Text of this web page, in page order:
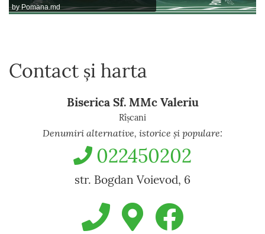
byPomana.md
Contact și harta
Biserica Sf. MMc Valeriu
Rîșcani
Denumiri alternative, istorice și populare:
022450202
str. Bogdan Voievod, 6